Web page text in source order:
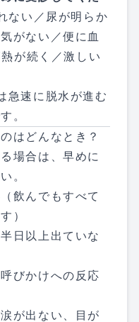
ない／尿が明らか
がない／便に血
が続く／激しい
急速に脱水が進む
。
はどんなとき？
場合は、早めに
。
（飲んでもすべて
）
半日以上出ていな
呼びかけへの反応
涙が出ない、目が